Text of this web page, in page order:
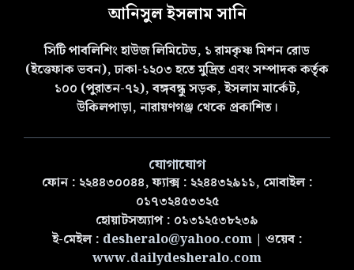
আনিসুল ইসলাম সানি
সিটি পাবলিশিং হাউজ লিমিটেড, ১ রামকৃষ্ণ মিশন রোড
(ইত্তেফাক ভবন), ঢাকা-১২০৩ হতে মুদ্রিত এবং সম্পাদক কর্তৃক
১০০ (পুরাতন-৭২), বঙ্গবন্ধু সড়ক, ইসলাম মার্কেট,
উকিলপাড়া, নারায়ণগঞ্জ থেকে প্রকাশিত।
যোগাযোগ
ফোন : ২২৪৪৩০০৪৪, ফ্যাক্স : ২২৪৪৩২৯১১, মোবাইল :
০১৭৩২৪৫৩৩২৫
হোয়াটসঅ্যাপ : ০১৩১২৫৩৮২৩৯
ই-মেইল : desheralo@yahoo.com| ওয়েব :
www.dailydesheralo.com